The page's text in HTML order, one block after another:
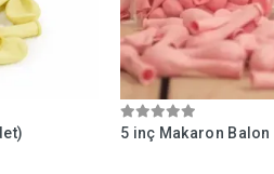
5 inç Makaron Balon